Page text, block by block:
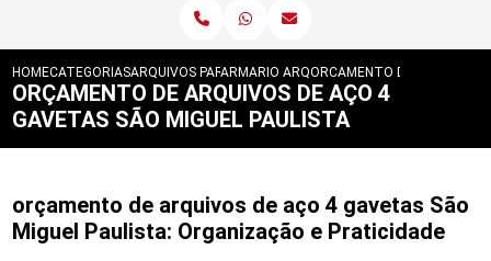
HOMECATEGORIASARQUIVOS PARA ESCRITORIOS
ARMARIO ARQUIVO 4 GAVETAS
ORCAMENTO DE ARQUIVOS
ORÇAMENTO DE ARQUIVOS DE AÇO 4
GAVETAS SÃO MIGUEL PAULISTA
orçamento de arquivos de aço 4 gavetas São
Miguel Paulista: Organização e Praticidade